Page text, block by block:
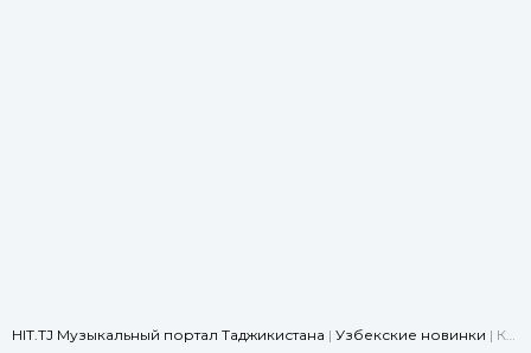
HIT.TJ Музыкальный портал Таджикистана | Узбекские новинки | Камолиддин Холиков - Кашкадарё томонларда